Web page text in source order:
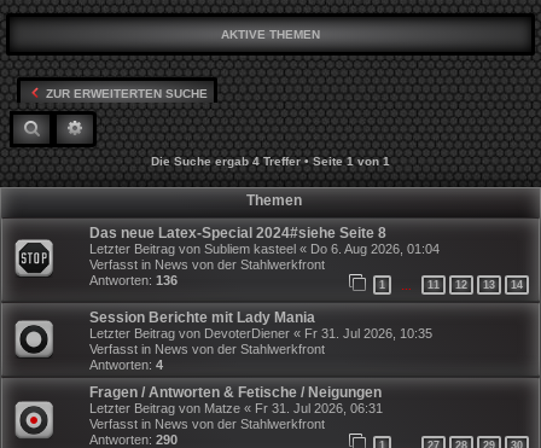
C
H
E
AKTIVE THEMEN
ZUR ERWEITERTEN SUCHE
SUCHE ERWEITERTE SUCHE
Die Suche ergab 4 Treffer • Seite1von1
Themen
Das neue Latex-Special 2024#siehe Seite 8
Letzter Beitrag von Subliem kasteel « Do 6. Aug 2026, 01:04
Verfasst in News von der Stahlwerkfront
Antworten: 136 1 11 12 13 14
Session Berichte mit Lady Mania
Letzter Beitrag von DevoterDiener « Fr 31. Jul 2026, 10:35
Verfasst in News von der Stahlwerkfront
Antworten: 4
Fragen / Antworten & Fetische / Neigungen
Letzter Beitrag von Matze « Fr 31. Jul 2026, 06:31
Verfasst in News von der Stahlwerkfront
Antworten: 290 1 27 28 29 30